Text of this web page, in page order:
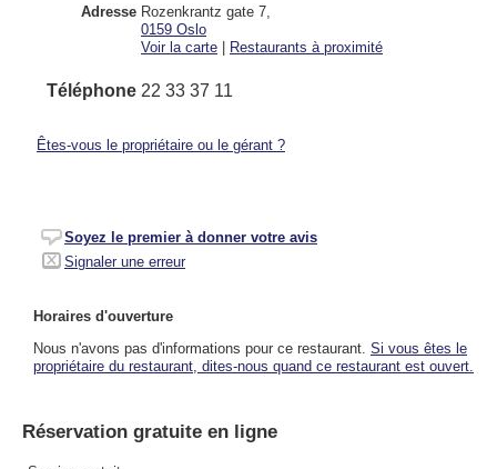
Adresse Rozenkrantz gate 7
0159 Oslo
Voir la carte
Restaurants à proximité
Téléphone 22 33 37 11
Êtes-vous le propriétaire ou le gérant ?
Soyez le premier à donner votre avis
Signaler une erreur
Horaires d'ouverture
Nous n'avons pas d'informations pour ce restaurant. Si vous êtes le
propriétaire du restaurant, dites-nous quand ce restaurant est ouvert.
Réservation gratuite en ligne